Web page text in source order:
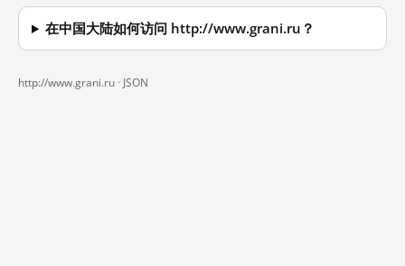
在中国大陆如何访问 http://www.grani.ru？
http://www.grani.ru · JSON